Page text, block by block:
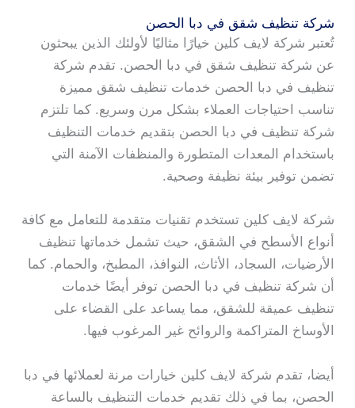
شركة تنظيف شقق في دبا الحصن
تُعتبر شركة لايف كلين خيارًا مثاليًا لأولئك الذين يبحثون
عن شركة تنظيف شقق في دبا الحصن. تقدم شركة
تنظيف في دبا الحصن خدمات تنظيف شقق مميزة
تناسب احتياجات العملاء بشكل مرن وسريع. كما تلتزم
شركة تنظيف في دبا الحصن بتقديم خدمات التنظيف
باستخدام المعدات المتطورة والمنظفات الآمنة التي
تضمن توفير بيئة نظيفة وصحية.
شركة لايف كلين تستخدم تقنيات متقدمة للتعامل مع كافة
أنواع الأسطح في الشقق، حيث تشمل خدماتها تنظيف
الأرضيات، السجاد، الأثاث، النوافذ، المطبخ، والحمام. كما
أن شركة تنظيف في دبا الحصن توفر أيضًا خدمات
تنظيف عميقة للشقق، مما يساعد على القضاء على
الأوساخ المتراكمة والروائح غير المرغوب فيها.
أيضا، تقدم شركة لايف كلين خيارات مرنة لعملائها في دبا
الحصن، بما في ذلك تقديم خدمات التنظيف بالساعة